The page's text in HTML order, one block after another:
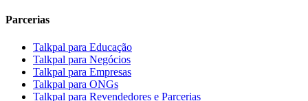
Parcerias
Talkpal para Educação
Talkpal para Negócios
Talkpal para Empresas
Talkpal para ONGs
Talkpal para Revendedores e Parcerias